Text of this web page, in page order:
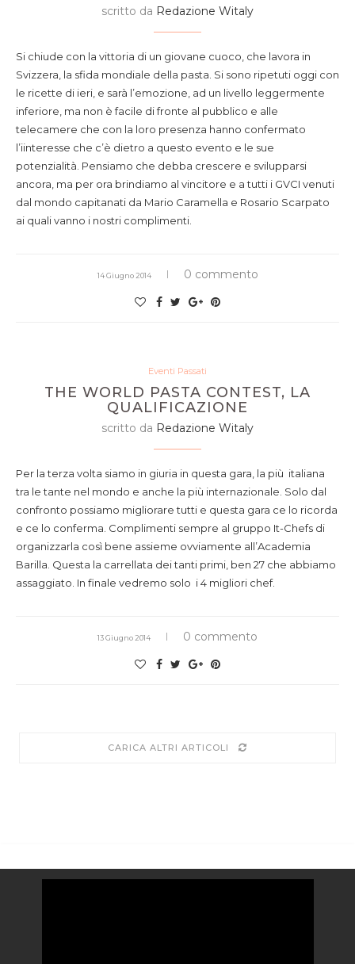
scritto da Redazione Witaly
Si chiude con la vittoria di un giovane cuoco, che lavora in
Svizzera, la sfida mondiale della pasta. Si sono ripetuti oggi con
le ricette di ieri, e sarà l’emozione, ad un livello leggermente
inferiore, ma non è facile di fronte al pubblico e alle
telecamere che con la loro presenza hanno confermato
l’iinteresse che c’è dietro a questo evento e le sue
potenzialità. Pensiamo che debba crescere e svilupparsi
ancora, ma per ora brindiamo al vincitore e a tutti i GVCI venuti
dal mondo capitanati da Mario Caramella e Rosario Scarpato
ai quali vanno i nostri complimenti.
14 Giugno 2014 0 commento
Eventi Passati
THE WORLD PASTA CONTEST, LA
QUALIFICAZIONE
scritto da Redazione Witaly
Per la terza volta siamo in giuria in questa gara, la più italiana
tra le tante nel mondo e anche la più internazionale. Solo dal
confronto possiamo migliorare tutti e questa gara ce lo ricorda
e ce lo conferma. Complimenti sempre al gruppo It-Chefs di
organizzarla così bene assieme ovviamente all’Academia
Barilla. Questa la carrellata dei tanti primi, ben 27 che abbiamo
assaggiato. In finale vedremo solo i 4 migliori chef.
13 Giugno 2014 0 commento
CARICA ALTRI ARTICOLI